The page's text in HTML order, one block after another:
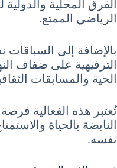
الفرق المحلية
الرياضي الممتع.
بالإضافة إلى السباقات
الترفيهية على ضفاف
الحية والمسابقات
تُعتبر هذه الفعالية فرصة
النابضة بالحياة
نفسه.